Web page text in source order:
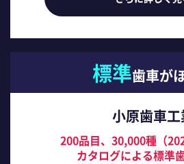
標準歯車が
小原歯車工
200品目、30,000種（
カタログによる標準